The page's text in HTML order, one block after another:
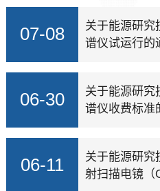
07-08
关于能源研究
谱仪试运行的
06-30
关于能源研究
谱仪收费标准
06-11
关于能源研究
射扫描电镜（